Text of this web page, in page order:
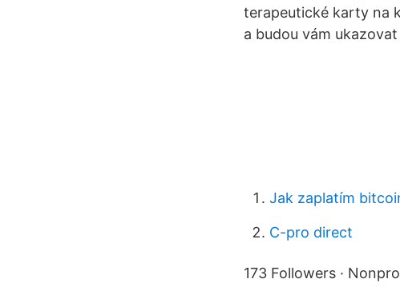
terapeutické karty na
a budou vám
Jak zaplatím
C-pro direct
173 Followers ·